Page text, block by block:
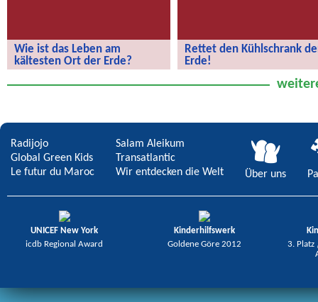
Wie ist das Leben am
kältesten Ort der Erde?
der Erde?
Rettet den Kühlschrank
Erde!
Radijojo
Global Green Kids
Le futur du Maroc
Salam Aleikum
Transatlantic
Wir entdecken die Welt
Über uns
UNICEF New York
icdb Regional Award
Kinderhilfswerk
Goldene Göre 2012
3. Platz